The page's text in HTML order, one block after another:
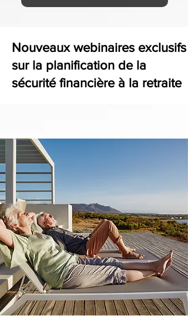
Nouveaux webinaires exclusifs
sur la planification de la
sécurité financière à la retraite